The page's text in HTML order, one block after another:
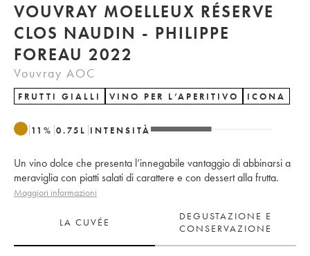
VOUVRAY MOELLEUX RÉSERVE
CLOS NAUDIN - PHILIPPE
FOREAU 2022
Vouvray AOC
FRUTTI GIALLI VINO PER L’APERITIVO ICONA
11 % 0.75 L INTENSITÀ
Un vino dolce che presenta l’innegabile vantaggio di abbinarsi a
meraviglia con piatti salati di carattere e con dessert alla frutta.
Maggiori informazioni
LA CUVÉE
DEGUSTAZIONE E
CONSERVAZIONE